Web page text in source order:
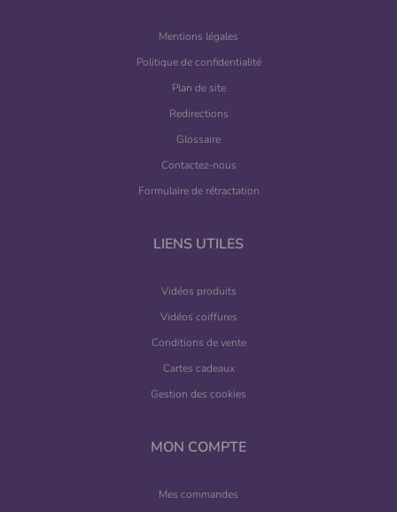
Mentions légales
Politique de confidentialité
Plan de site
Redirections
Glossaire
Contactez-nous
Formulaire de rétractation
LIENS UTILES
Vidéos produits
Vidéos coiffures
Conditions de vente
Cartes cadeaux
Gestion des cookies
MON COMPTE
Mes commandes